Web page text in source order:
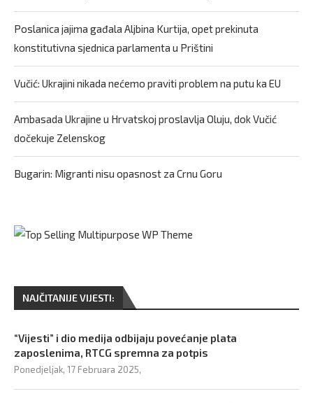
Poslanica jajima gađala Aljbina Kurtija, opet prekinuta
konstitutivna sjednica parlamenta u Prištini
Vučić: Ukrajini nikada nećemo praviti problem na putu ka EU
Ambasada Ukrajine u Hrvatskoj proslavlja Oluju, dok Vučić
dočekuje Zelenskog
Bugarin: Migranti nisu opasnost za Crnu Goru
NAJČITANIJE VIJESTI:
“Vijesti” i dio medija odbijaju povećanje plata
zaposlenima, RTCG spremna za potpis
Ponedjeljak, 17 Februara 2025,